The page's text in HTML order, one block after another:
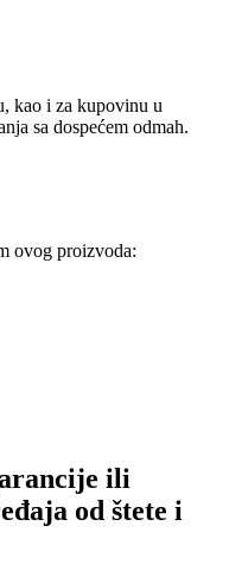
kao i za kupovinu u
sa dospećem odmah.
ovog proizvoda:
ili
od štete i